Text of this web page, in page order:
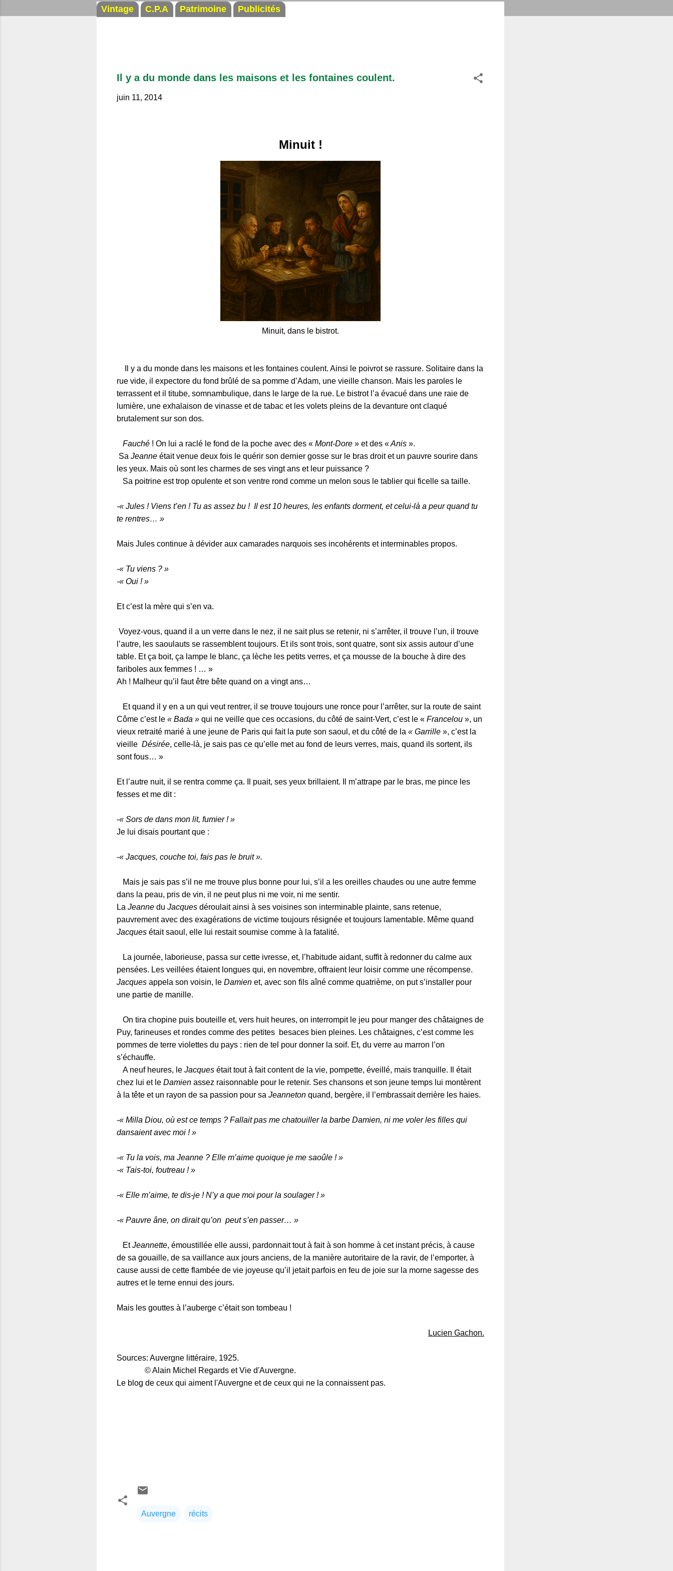
Vintage C.P.A Patrimoine Publicités
Il y a du monde dans les maisons et les fontaines coulent.
juin 11, 2014
Minuit !
Minuit, dans le bistrot.
Il y a du monde dans les maisons et les fontaines coulent. Ainsi le poivrot se rassure. Solitaire dans la
rue vide, il expectore du fond brûlé de sa pomme d’Adam, une vieille chanson. Mais les paroles le
terrassent et il titube, somnambulique, dans le large de la rue. Le bistrot l’a évacué dans une raie de
lumière, une exhalaison de vinasse et de tabac et les volets pleins de la devanture ont claqué
brutalement sur son dos.
Fauché ! On lui a raclé le fond de la poche avec des « Mont-Dore » et des «Anis ».
Sa Jeanne était venue deux fois le quérir son dernier gosse sur le bras droit et un pauvre sourire dans
les yeux. Mais où sont les charmes de ses vingt ans et leur puissance ?
Sa poitrine est trop opulente et son ventre rond comme un melon sous le tablier qui ficelle sa taille.
-« Jules ! Viens t’en ! Tu as assez bu ! Il est 10 heures, les enfants dorment, et celui-là a peur quand tu
te rentres… »
Mais Jules continue à dévider aux camarades narquois ses incohérents et interminables propos.
-« Tu viens ? »
-« Oui ! »
Et c’est la mère qui s’en va.
Voyez-vous, quand il a un verre dans le nez, il ne sait plus se retenir, ni s’arrêter, il trouve l’un, il trouve
l’autre, les saoulauts se rassemblent toujours. Et ils sont trois, sont quatre, sont six assis autour d’une
table. Et ça boit, ça lampe le blanc, ça lèche les petits verres, et ça mousse de la bouche à dire des
fariboles aux femmes ! … »
Ah ! Malheur qu’il faut être bête quand on a vingt ans…
Et quand il y en a un qui veut rentrer, il se trouve toujours une ronce pour l’arrêter, sur la route de saint
Côme c’est le « Bada » qui ne veille que ces occasions, du côté de saint-Vert, c’est le « Francelou », un
vieux retraité marié à une jeune de Paris qui fait la pute son saoul, et du côté de la « Garrille », c’est la
vieille Désirée, celle-là, je sais pas ce qu’elle met au fond de leurs verres, mais, quand ils sortent, ils
sont fous… »
Et l’autre nuit, il se rentra comme ça. Il puait, ses yeux brillaient. Il m’attrape par le bras, me pince les
fesses et me dit :
-« Sors de dans mon lit, fumier ! »
Je lui disais pourtant que :
-« Jacques, couche toi, fais pas le bruit ».
Mais je sais pas s’il ne me trouve plus bonne pour lui, s’il a les oreilles chaudes ou une autre femme
dans la peau, pris de vin, il ne peut plus ni me voir, ni me sentir.
La Jeanne du Jacques déroulait ainsi à ses voisines son interminable plainte, sans retenue,
pauvrement avec des exagérations de victime toujours résignée et toujours lamentable. Même quand
Jacques était saoul, elle lui restait soumise comme à la fatalité.
La journée, laborieuse, passa sur cette ivresse, et, l’habitude aidant, suffit à redonner du calme aux
pensées. Les veillées étaient longues qui, en novembre, offraient leur loisir comme une récompense.
Jacques appela son voisin, le Damien et, avec son fils aîné comme quatrième, on put s’installer pour
une partie de manille.
On tira chopine puis bouteille et, vers huit heures, on interrompit le jeu pour manger des châtaignes de
Puy, farineuses et rondes comme des petites besaces bien pleines. Les châtaignes, c’est comme les
pommes de terre violettes du pays : rien de tel pour donner la soif. Et, du verre au marron l’on
s’échauffe.
A neuf heures, le Jacques était tout à fait content de la vie, pompette, éveillé, mais tranquille. Il était
chez lui et le Damien assez raisonnable pour le retenir. Ses chansons et son jeune temps lui montèrent
à la tête et un rayon de sa passion pour sa Jeanneton quand, bergère, il l’embrassait derrière les haies.
-« Milla Diou, où est ce temps ? Fallait pas me chatouiller la barbe Damien, ni me voler les filles qui
dansaient avec moi ! »
-« Tu la vois, ma Jeanne ? Elle m’aime quoique je me saoûle ! »
-« Tais-toi, foutreau ! »
-« Elle m’aime, te dis-je ! N’y a que moi pour la soulager ! »
-« Pauvre âne, on dirait qu’on peut s’en passer… »
EtJeannette, émoustillée elle aussi, pardonnait tout à fait à son homme à cet instant précis, à cause
de sa gouaille, de sa vaillance aux jours anciens, de la manière autoritaire de la ravir, de l’emporter, à
cause aussi de cette flambée de vie joyeuse qu’il jetait parfois en feu de joie sur la morne sagesse des
autres et le terne ennui des jours.
Mais les gouttes à l’auberge c’était son tombeau !
Lucien Gachon.
Sources: Auvergne littéraire, 1925.
© Alain Michel Regards et Vie d'Auvergne.
Le blog de ceux qui aiment l'Auvergne et de ceux qui ne la connaissent pas.
Auvergne récits